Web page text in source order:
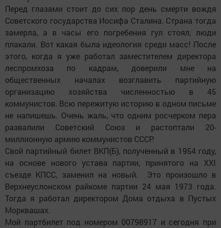
Перед глазами стоит до сих пор день смерти вождя
Советского государства Иосифа Сталина. Страна тогда
замерла, а в часы его погребения гул стоял, люди
плакали. Вот какая была идеология среди масс! После
этого, когда я уже работал заместителем директора
леспромхоза по кадрам, доверили мне на
общественных началах возглавить партийную
организацию хозяйства численностью в 45
коммунистов. Всю пережитую историю в одном письме
не напишешь. Очень жаль, что одним росчерком пера
развалили Советский Союз и растоптали 20-
миллионную армию коммунистов СССР.
Свой партийный билет ВКП(Б), полученный в 1954 году,
на основе нового устава партии, принятого на ХХI
съезде КПСС, заменил на новый. Это произошло в
Верхнеуслонском райкоме партии 24 мая 1973 года.
Тогда я работал директором Дома отдыха в Пустых
Морквашах.
Мой партбилет под номером 00798917 и сегодня при